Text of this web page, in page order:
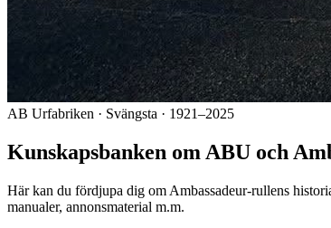
AB Urfabriken · Svängsta · 1921–2025
Kunskapsbanken om ABU och
Här kan du fördjupa dig om Ambassadeur-rullens
manualer, annonsmaterial m.m.